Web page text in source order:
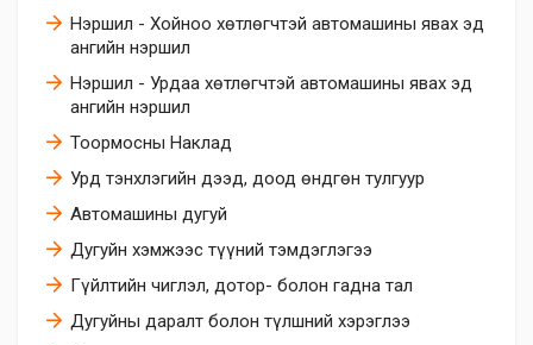
Нэршил - Хойноо хөтлөгчтэй автомашины явах эд
ангийн нэршил
Нэршил - Урдаа хөтлөгчтэй автомашины явах эд
ангийн нэршил
Тоормосны Наклад
Урд тэнхлэгийн дээд, доод өндгөн тулгуур
Автомашины дугуй
Дугуйн хэмжээс түүний тэмдэглэгээ
Гүйлтийн чиглэл, дотор- болон гадна тал
Дугуйны даралт болон түлшний хэрэглээ